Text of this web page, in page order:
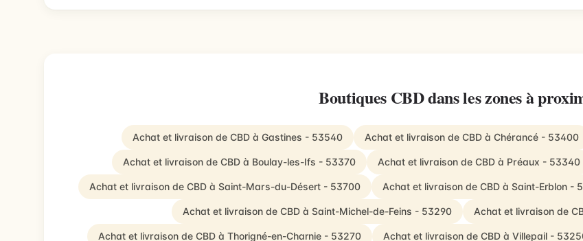
Boutiques CBD dans les zones à
Achat et livraison de CBD à Gastines - 53540 Achat et livraison de CBD à Chérancé - 53400
Achat et livraison de CBD à Boulay-les-Ifs - 53370 Achat et livraison de CBD à Préaux - 53340
Achat et livraison de CBD à Saint-Mars-du-Désert - 53700 Achat et livraison de CBD à Saint-Erblon -
Achat et livraison de CBD à Saint-Michel-de-Feins - 53290 Achat et livraison de
Achat et livraison de CBD à Thorigné-en-Charnie - 53270 Achat et livraison de CBD à Villepail -